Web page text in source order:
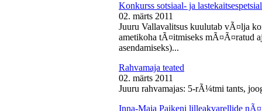
Konkurss sotsiaal- ja
02. märts 2011
Juuru Vallavalitsus kuulutab vÃ¤lja
ametikoha tÃ¤itmiseks mÃ¤Ã¤ratud
asendamiseks)...
Rahvamaja teated
02. märts 2011
Juuru rahvamajas: 5-rÃ¼tmi tants,
Inna-Maia Paikeni lilleakvarellide